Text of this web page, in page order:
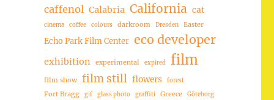
caffenol Calabria California cat
cinema coffee colours darkroom Dresden Easter
Echo Park Film Center eco developer
exhibition experimental expired film
film show film still flowers forest
Fort Bragg gif glass photo graffiti Greece Göteborg